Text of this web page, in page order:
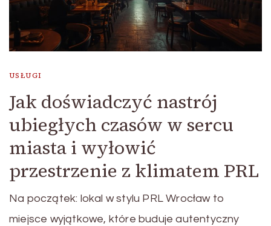
USŁUGI
Jak doświadczyć nastrój
ubiegłych czasów w sercu
miasta i wyłowić
przestrzenie z klimatem PRL
Na początek: lokal w stylu PRL Wrocław to
miejsce wyjątkowe, które buduje autentyczny